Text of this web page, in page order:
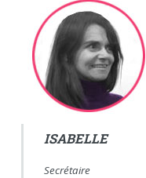
ISABELLE
Secrétaire